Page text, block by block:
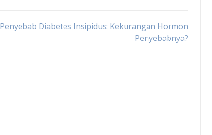
Penyebab Diabetes Insipidus: Kekurangan Hormon
Penyebabnya?